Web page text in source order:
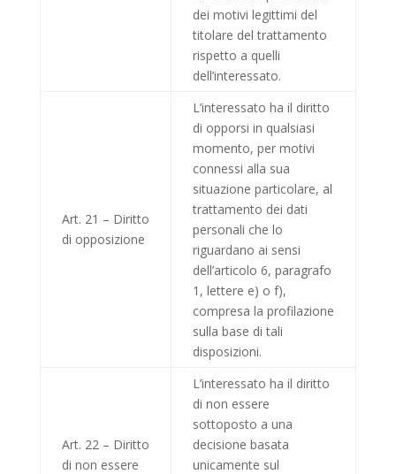
dei motivi legittimi del
titolare del trattamento
rispetto a quelli
dell’interessato.
Art. 21 – Diritto
di opposizione
L’interessato ha il diritto
di opporsi in qualsiasi
momento, per motivi
connessi alla sua
situazione particolare, al
trattamento dei dati
personali che lo
riguardano ai sensi
dell’articolo 6, paragrafo
1, lettere e) o f),
compresa la profilazione
sulla base di tali
disposizioni.
Art. 22 – Diritto
di non essere
L’interessato ha il diritto
di non essere
sottoposto a una
decisione basata
unicamente sul